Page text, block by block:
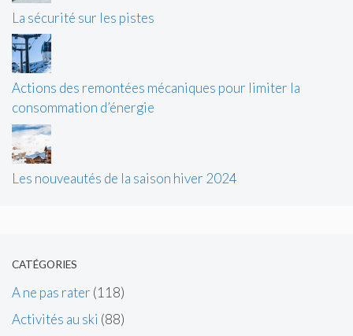
La sécurité sur les pistes
Actions des remontées mécaniques pour limiter la
consommation d’énergie
Les nouveautés de la saison hiver 2024
CATÉGORIES
A ne pas rater (118)
Activités au ski (88)